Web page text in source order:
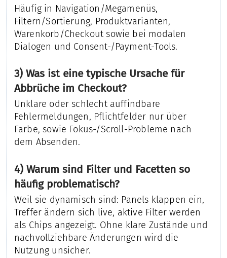
Häufig in Navigation/Megamenüs,
Filtern/Sortierung, Produktvarianten,
Warenkorb/Checkout sowie bei modalen
Dialogen und Consent-/Payment-Tools.
3) Was ist eine typische Ursache für
Abbrüche im Checkout?
Unklare oder schlecht auffindbare
Fehlermeldungen, Pflichtfelder nur über
Farbe, sowie Fokus-/Scroll-Probleme nach
dem Absenden.
4) Warum sind Filter und Facetten so
häufig problematisch?
Weil sie dynamisch sind: Panels klappen ein,
Treffer ändern sich live, aktive Filter werden
als Chips angezeigt. Ohne klare Zustände und
nachvollziehbare Änderungen wird die
Nutzung unsicher.